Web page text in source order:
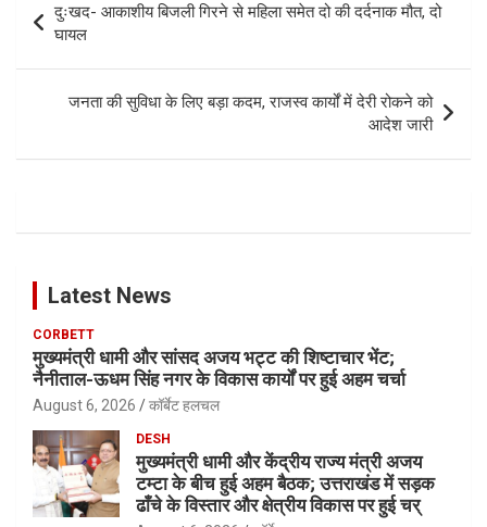
navigation
दुःखद- आकाशीय बिजली गिरने से महिला समेत दो की दर्दनाक मौत, दो
घायल
जनता की सुविधा के लिए बड़ा कदम, राजस्व कार्यों में देरी रोकने को
आदेश जारी
Latest News
CORBETT
मुख्यमंत्री धामी और सांसद अजय भट्ट की शिष्टाचार भेंट;
नैनीताल-ऊधम सिंह नगर के विकास कार्यों पर हुई अहम चर्चा
August 6, 2026 कॉर्बेट हलचल
DESH
मुख्यमंत्री धामी और केंद्रीय राज्य मंत्री अजय
टम्टा के बीच हुई अहम बैठक; उत्तराखंड में सड़क
ढाँचे के विस्तार और क्षेत्रीय विकास पर हुई चर्